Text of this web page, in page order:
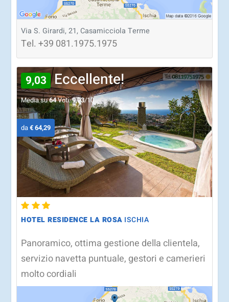
Via S. Girardi, 21, Casamicciola Terme
Tel.+39 081.1975.1975
9,03 Eccellente!
Media su64Voti:9,03/10
da€ 64,29
HOTEL RESIDENCE LA ROSA ISCHIA
Panoramico, ottima gestione della clientela,
servizio navetta puntuale, gestori e camerieri
molto cordiali